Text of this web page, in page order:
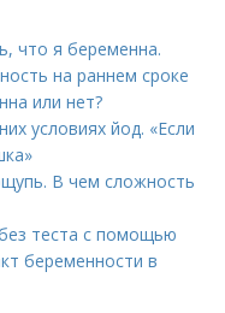
что я беременна.
на раннем сроке
или нет?
условиях йод. «Если
В чем сложность
теста с помощью
беременности в